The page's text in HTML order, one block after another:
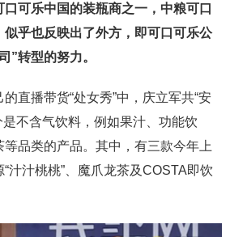
口可乐中国的装瓶商之一，中粮可口
乎也反映出了外方，即可口可乐公
”转型的努力。
直播带货“处女秀”中，庆立军共“安
不含气饮料，例如果汁、功能饮
品类的产品。其中，有三款今年上
汁汁桃桃”、魔爪龙茶及COSTA即饮